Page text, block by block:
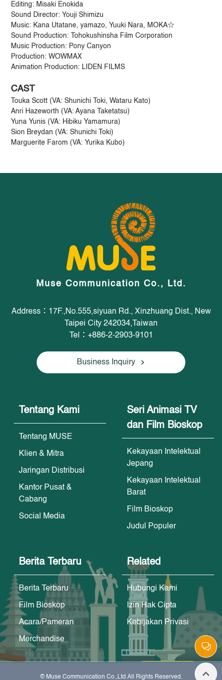
Editing: Misaki Enokida
Sound Director: Youji Shimizu
Music: Kana Utatane, yamazo, Yuuki Nara, MOKA☆
Sound Production: Tohokushinsha Film Corporation
Music Production: Pony Canyon
Production: WOWMAX
Animation Production: LIDEN FILMS
CAST
Touka Scott (VA: Shunichi Toki, Wataru Kato)
Anri Hazeworth (VA: Ayana Taketatsu)
Yuna Yunis (VA: Hibiku Yamamura)
Sion Breydan (VA: Shunichi Toki)
Marguerite Farom (VA: Yurika Kubo)
Muse Communication Co., Ltd.
Address：17F.,No.555,siyuan Rd., Xinzhuang Dist., New
Taipei City 242034,Taiwan
Tel：+886-2-2903-9101
Business Inquiry
Tentang Kami
Tentang MUSE
Klien & Mitra
Jaringan Distribusi
Kantor Pusat &
Cabang
Social Media
Seri Animasi TV
dan Film Bioskop
Kekayaan Intelektual
Jepang
Kekayaan Intelektual
Barat
Film Bioskop
Judul Populer
Berita Terbaru
Berita Terbaru
Film Bioskop
Acara/Pameran
Merchandise
Related
Hubungi Kami
Izin Hak Cipta
Kebijakan Privasi
© Muse Communication Co.,Ltd.All Rights Reserved.